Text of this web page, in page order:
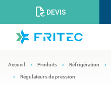
DEVIS
Accueil Produits Réfrigération
Régulateurs de pression